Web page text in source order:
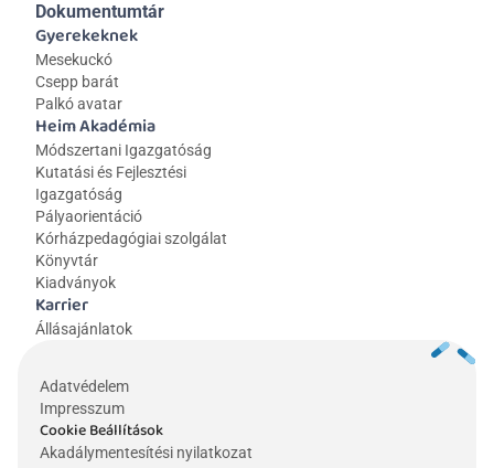
Gyerekeknek
Mesekuckó
Csepp barát
Palkó avatar
Heim Akadémia
Módszertani Igazgatóság
Kutatási és Fejlesztési
Igazgatóság
Pályaorientáció
Kórházpedagógiai szolgálat
Könyvtár
Kiadványok
Karrier
Állásajánlatok
Dokumentumtár
Adatvédelem
Impresszum
Cookie Beállítások
Akadálymentesítési nyilatkozat